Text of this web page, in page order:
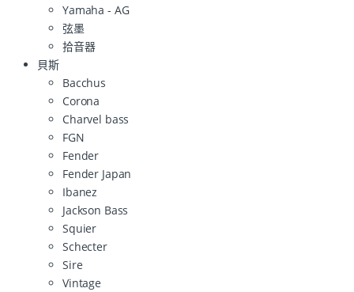
Yamaha - AG
弦墨
拾音器
貝斯
Bacchus
Corona
Charvel bass
FGN
Fender
Fender Japan
Ibanez
Jackson Bass
Squier
Schecter
Sire
Vintage